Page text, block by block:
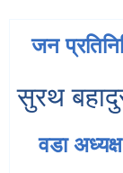
जन
सुरथ
वडा अध्यक्ष